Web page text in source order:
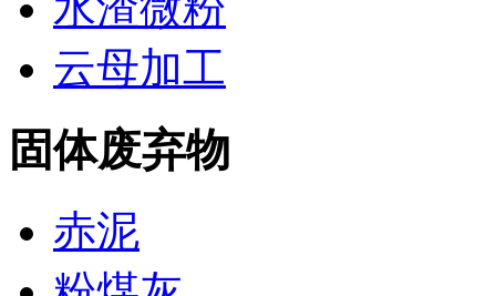
云母加工
固体废弃物
赤泥